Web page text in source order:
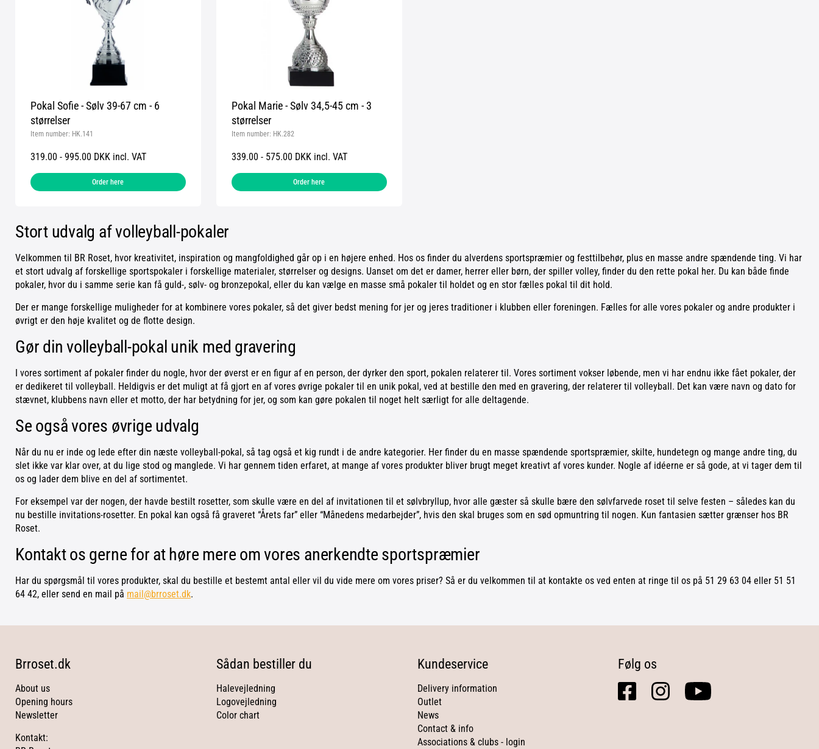
Pokal Sofie - Sølv 39-67 cm - 6
størrelser
Item number: HK.141
319.00 - 995.00 DKK incl. VAT
Order here
Pokal Marie - Sølv 34,5-45 cm - 3
størrelser
Item number: HK.282
339.00 - 575.00 DKK incl. VAT
Order here
Stort udvalg af volleyball-pokaler
Velkommen til BR Roset, hvor kreativitet, inspiration og mangfoldighed går op i en højere enhed. Hos os finder du alverdens sportspræmier og festtilbehør, plus en masse andre spændende ting. Vi har
et stort udvalg af forskellige sportspokaler i forskellige materialer, størrelser og designs. Uanset om det er damer, herrer eller børn, der spiller volley, finder du den rette pokal her. Du kan både finde
pokaler, hvor du i samme serie kan få guld-, sølv- og bronzepokal, eller du kan vælge en masse små pokaler til holdet og en stor fælles pokal til dit hold.
Der er mange forskellige muligheder for at kombinere vores pokaler, så det giver bedst mening for jer og jeres traditioner i klubben eller foreningen. Fælles for alle vores pokaler og andre produkter i
øvrigt er den høje kvalitet og de flotte design.
Gør din volleyball-pokal unik med gravering
I vores sortiment af pokaler finder du nogle, hvor der øverst er en figur af en person, der dyrker den sport, pokalen relaterer til. Vores sortiment vokser løbende, men vi har endnu ikke fået pokaler, der
er dedikeret til volleyball. Heldigvis er det muligt at få gjort en af vores øvrige pokaler til en unik pokal, ved at bestille den med en gravering, der relaterer til volleyball. Det kan være navn og dato for
stævnet, klubbens navn eller et motto, der har betydning for jer, og som kan gøre pokalen til noget helt særligt for alle deltagende.
Se også vores øvrige udvalg
Når du nu er inde og lede efter din næste volleyball-pokal, så tag også et kig rundt i de andre kategorier. Her finder du en masse spændende sportspræmier, skilte, hundetegn og mange andre ting, du
slet ikke var klar over, at du lige stod og manglede. Vi har gennem tiden erfaret, at mange af vores produkter bliver brugt meget kreativt af vores kunder. Nogle af idéerne er så gode, at vi tager dem til
os og lader dem blive en del af sortimentet.
For eksempel var der nogen, der havde bestilt rosetter, som skulle være en del af invitationen til et sølvbryllup, hvor alle gæster så skulle bære den sølvfarvede roset til selve festen – således kan du
nu bestille invitations-rosetter. En pokal kan også få graveret “Årets far” eller “Månedens medarbejder”, hvis den skal bruges som en sød opmuntring til nogen. Kun fantasien sætter grænser hos BR
Roset.
Kontakt os gerne for at høre mere om vores anerkendte sportspræmier
Har du spørgsmål til vores produkter, skal du bestille et bestemt antal eller vil du vide mere om vores priser? Så er du velkommen til at kontakte os ved enten at ringe til os på 51 29 63 04 eller 51 51
64 42, eller send en mail på mail@brroset.dk.
Brroset.dk
About us
Opening hours
Newsletter
Kontakt:
Sådan bestiller du
Halevejledning
Logovejledning
Color chart
Kundeservice
Delivery information
Outlet
News
Contact & info
Associations & clubs - login
Følg os
facebook
square
instagram youtube